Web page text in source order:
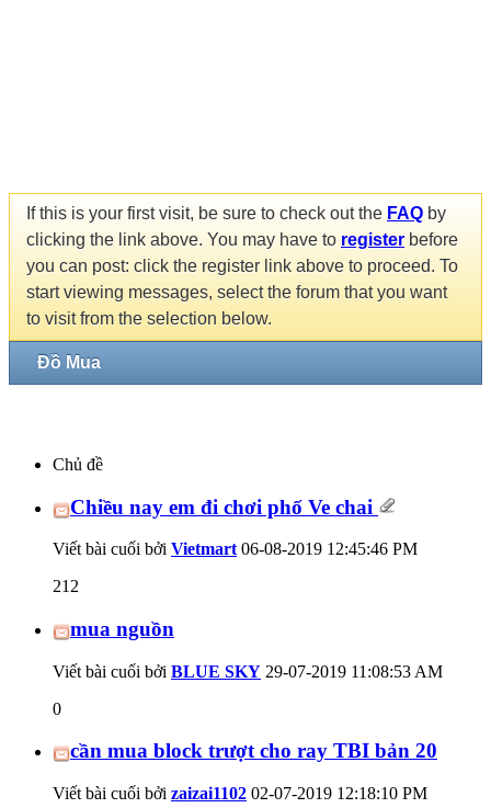
If this is your first visit, be sure to check out the FAQ by
clicking the link above. You may have to register before
you can post: click the register link above to proceed. To
start viewing messages, select the forum that you want
to visit from the selection below.
Đồ Mua
Chủ đề
Chiều nay em đi chơi phố Ve chai
Viết bài cuối bởi Vietmart 06-08-2019 12:45:46 PM
212
mua nguồn
Viết bài cuối bởi BLUE SKY 29-07-2019 11:08:53 AM
0
cần mua block trượt cho ray TBI bản 20
Viết bài cuối bởi zaizai1102 02-07-2019 12:18:10 PM